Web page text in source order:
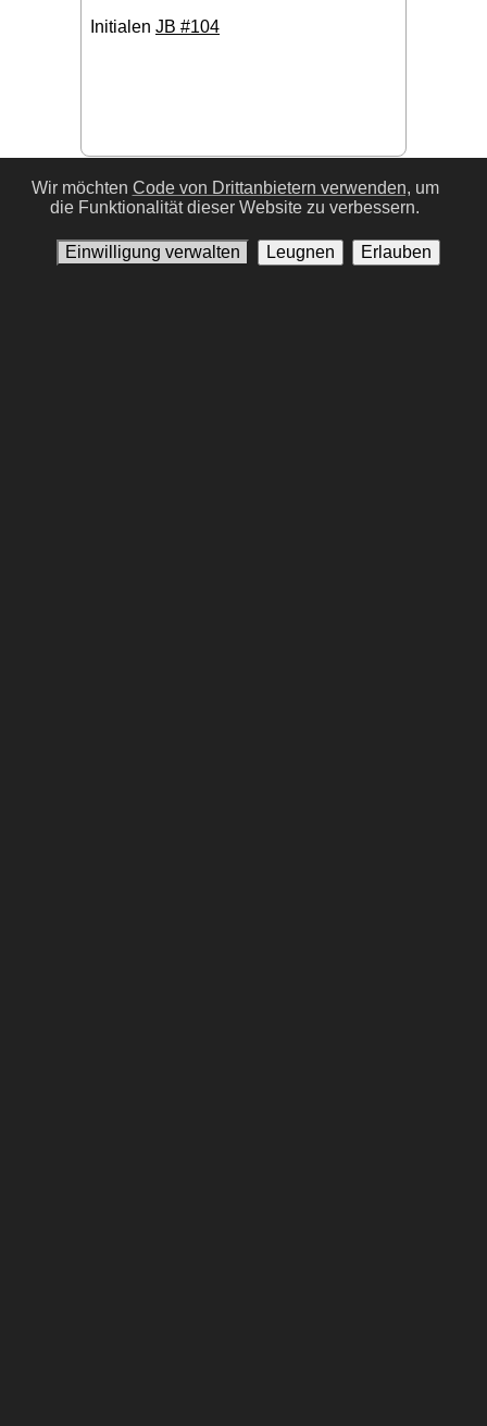
Initialen JB #104
#17
Wir möchten Code von Drittanbietern verwenden, um
die Funktionalität dieser Website zu verbessern.
Einwilligung verwalten Leugnen Erlauben